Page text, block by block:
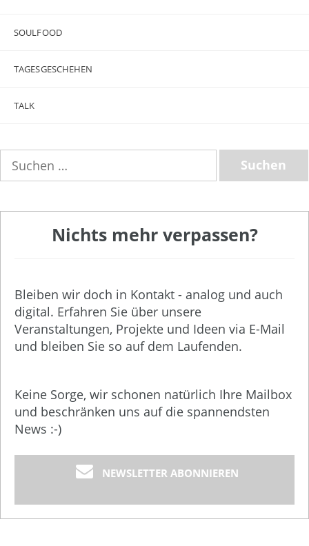
SOULFOOD
TAGESGESCHEHEN
TALK
nach:
Nichts mehr verpassen?
Bleiben wir doch in Kontakt - analog und auch
digital. Erfahren Sie über unsere
Veranstaltungen, Projekte und Ideen via E-Mail
und bleiben Sie so auf dem Laufenden.
Keine Sorge, wir schonen natürlich Ihre Mailbox
und beschränken uns auf die spannendsten
News :-)
NEWSLETTER ABONNIEREN